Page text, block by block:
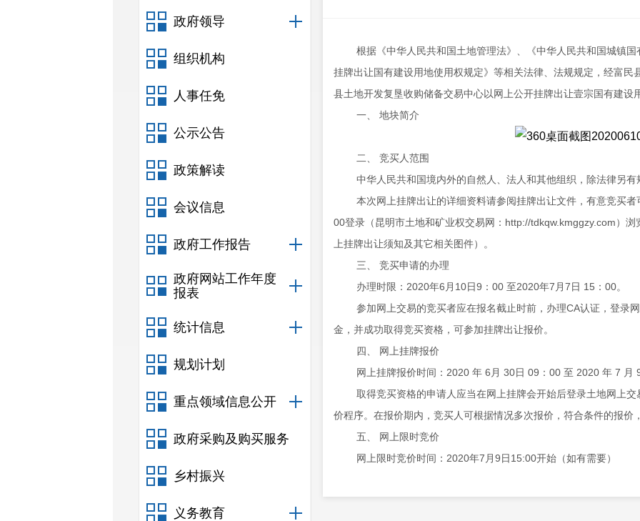
政府领导
组织机构
人事任免
公示公告
政策解读
会议信息
政府工作报告
政府网站工作年度
报表
统计信息
规划计划
重点领域信息公开
政府采购及购买服务
乡村振兴
义务教育
根据《中华人民共和国土地管理法》 《中华人民共和国城镇
挂牌出让国有建设用地使用权规定》等相关法律、法规规定，经富民
县土地开发复垦收购储备交易中心以网上公开挂牌出让壹宗国有建设
一、 地块简介
二、 竞买人范围
中华人民共和国境内外的自然人、法人和其他组织，除法律另有
本次网上挂牌出让的详细资料请参阅挂牌出让文件，有意竞买者
00登录（昆明市土地和矿业权交易网：http://tdkqw.kmggzy.com）
上挂牌出让须知及其它相关图件）。
三、 竞买申请的办理
办理时限：2020年6 月 10日9：00 至2020年7 月7日 15：00。
参加网上交易的竞买者应在报名截止时前，办理CA认证，登录
金，并成功取得竞买资格，可参加挂牌出让报价。
四、 网上挂牌报价
网上挂牌报价时间：2020 年 6 月 30日 09：00 至 2020 年 7 月
取得竞买资格的申请人应当在网上挂牌会开始后登录土地网上
价程序。在报价期内，竞买人可根据情况多次报价，符合条件的报价
五、
网上限时竞价
网上限时竞价时间：2020年7 月9日15:00开始（如有需要）